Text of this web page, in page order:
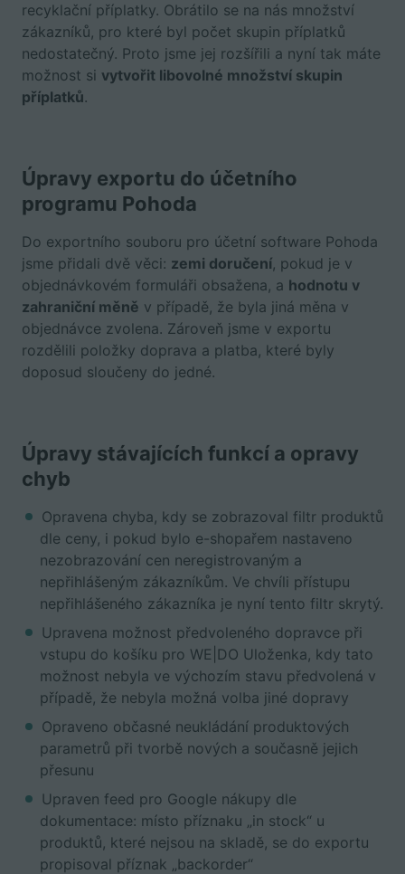
recyklační příplatky. Obrátilo se na nás množství
zákazníků, pro které byl počet skupin příplatků
nedostatečný. Proto jsme jej rozšířili a nyní tak máte
možnost si vytvořit libovolné množství skupin
příplatků.
Úpravy exportu do účetního
programu Pohoda
Do exportního souboru pro účetní software Pohoda
jsme přidali dvě věci: zemi doručení, pokud je v
objednávkovém formuláři obsažena, a hodnotu v
zahraniční měně v případě, že byla jiná měna v
objednávce zvolena. Zároveň jsme v exportu
rozdělili položky doprava a platba, které byly
doposud sloučeny do jedné.
Úpravy stávajících funkcí a opravy
chyb
Opravena chyba, kdy se zobrazoval filtr produktů
dle ceny, i pokud bylo e-shopařem nastaveno
nezobrazování cen neregistrovaným a
nepřihlášeným zákazníkům. Ve chvíli přístupu
nepřihlášeného zákazníka je nyní tento filtr skrytý.
Upravena možnost předvoleného dopravce při
vstupu do košíku pro WE|DO Uloženka, kdy tato
možnost nebyla ve výchozím stavu předvolená v
případě, že nebyla možná volba jiné dopravy
Opraveno občasné neukládání produktových
parametrů při tvorbě nových a současně jejich
přesunu
Upraven feed pro Google nákupy dle
dokumentace: místo příznaku „in stock“ u
produktů, které nejsou na skladě, se do exportu
propisoval příznak „backorder“